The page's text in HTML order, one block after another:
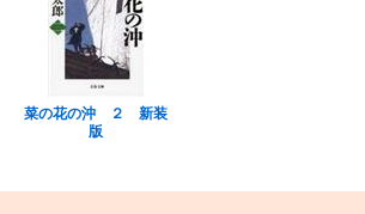
菜の花の沖 ２ 新装
版